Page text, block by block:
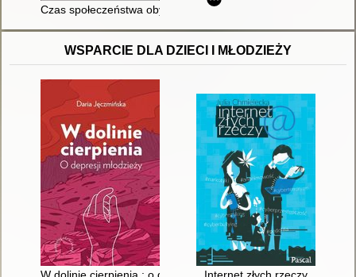
Czas społeczeństwa obywatelskiego : między teorią a praktyką
WSPARCIE DLA DZIECI I MŁODZIEŻY